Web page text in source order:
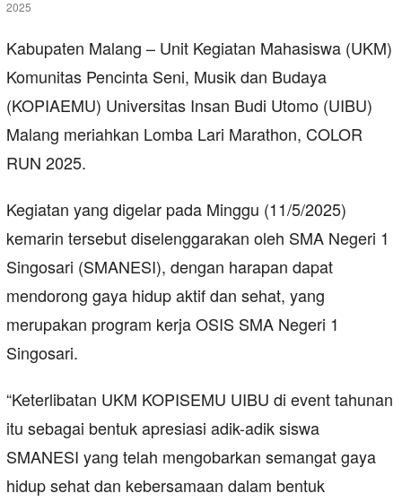
Kabupaten Malang – Unit Kegiatan Mahasiswa (UKM)
Komunitas Pencinta Seni, Musik dan Budaya
(KOPIAEMU) Universitas Insan Budi Utomo (UIBU)
Malang meriahkan Lomba Lari Marathon, COLOR
RUN 2025.
Kegiatan yang digelar pada Minggu (11/5/2025)
kemarin tersebut diselenggarakan oleh SMA Negeri 1
Singosari (SMANESI), dengan harapan dapat
mendorong gaya hidup aktif dan sehat, yang
merupakan program kerja OSIS SMA Negeri 1
Singosari.
“Keterlibatan UKM KOPISEMU UIBU di event tahunan
itu sebagai bentuk apresiasi adik-adik siswa
SMANESI yang telah mengobarkan semangat gaya
hidup sehat dan kebersamaan dalam bentuk